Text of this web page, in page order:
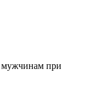
мужчинам при